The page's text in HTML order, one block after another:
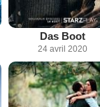
Das Boot
24 avril 2020